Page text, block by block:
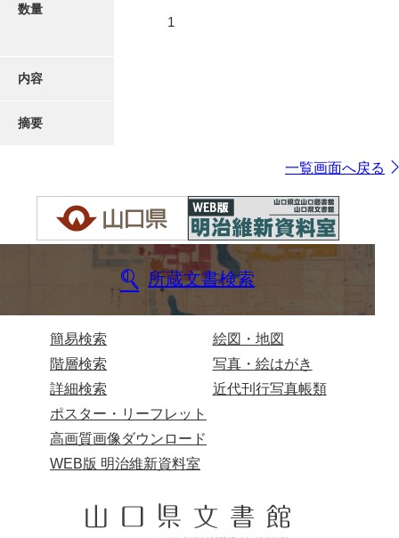
数量
1
内容
摘要
一覧画面へ戻る
所蔵文書検索
簡易検索
階層検索
詳細検索
絵図・地図
写真・絵はがき
近代刊行写真帳類
ポスター・リーフレット
高画質画像ダウンロード
WEB版 明治維新資料室